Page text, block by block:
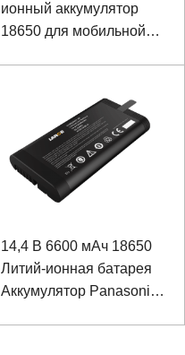
ионный аккумулятор
18650 для мобильной
14,4 В 6600 мАч 18650
Литий-ионная батарея
Аккумулятор Panasonic